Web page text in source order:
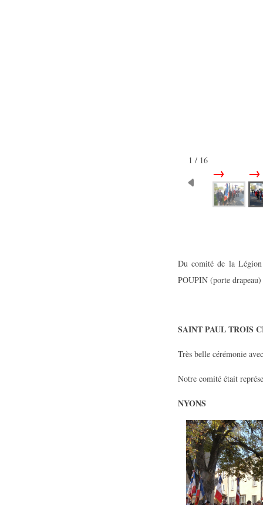
2 / 16
Du comité de la Légion
POUPIN (porte
SAINT PAUL TROIS
Très belle cérémonie
Notre comité était
NYONS